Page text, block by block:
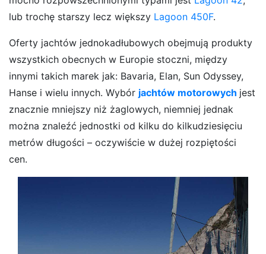
lub trochę starszy lecz większy Lagoon 450F.
Oferty jachtów jednokadłubowych obejmują produkty
wszystkich obecnych w Europie stoczni, między
innymi takich marek jak: Bavaria, Elan, Sun Odyssey,
Hanse i wielu innych. Wybór jachtów motorowych jest
znacznie mniejszy niż żaglowych, niemniej jednak
można znaleźć jednostki od kilku do kilkudziesięciu
metrów długości – oczywiście w dużej rozpiętości
cen.